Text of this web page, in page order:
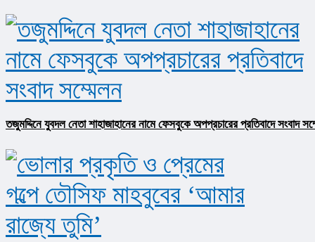
তজুমদ্দিনে যুবদল নেতা শাহাজাহানের নামে ফেসবুকে অপপ্রচারের প্রতিবাদে সংবাদ